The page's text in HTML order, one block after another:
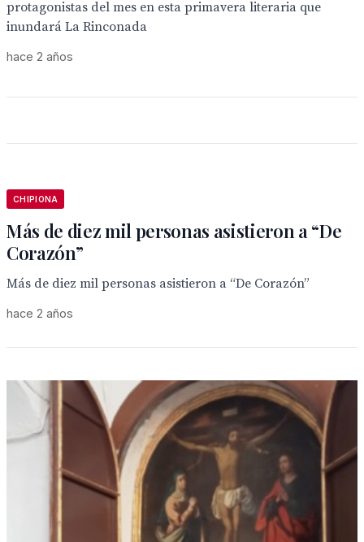
protagonistas del mes en esta primavera literaria que
inundará La Rinconada
hace 2 años
CHIPIONA
Más de diez mil personas asistieron a “De
Corazón”
Más de diez mil personas asistieron a “De Corazón”
hace 2 años